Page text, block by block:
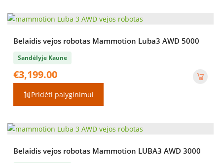
Belaidis vejos robotas Mammotion Luba3 AWD 5000
Sandėlyje Kaune
€3,199.00
Pridėti palyginimui
Belaidis vejos robotas Mammotion LUBA3 AWD 3000